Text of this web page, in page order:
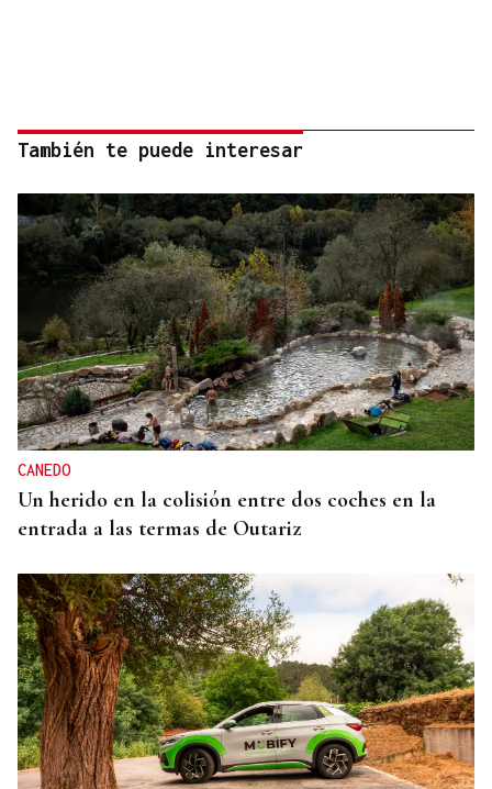
También te puede interesar
CANEDO
Un herido en la colisión entre dos coches en la
entrada a las termas de Outariz